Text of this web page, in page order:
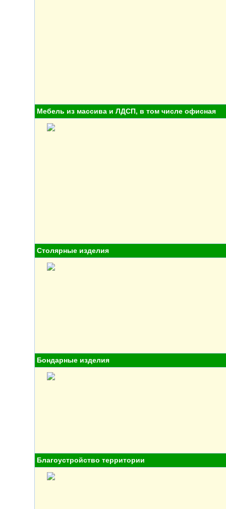
Мебель из массива и ЛДСП, в том числе офисная
Столярные изделия
Бондарные изделия
Благоустройство территории